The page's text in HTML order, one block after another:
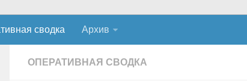
сводка Архив
ОПЕРАТИВНАЯ СВОДКА